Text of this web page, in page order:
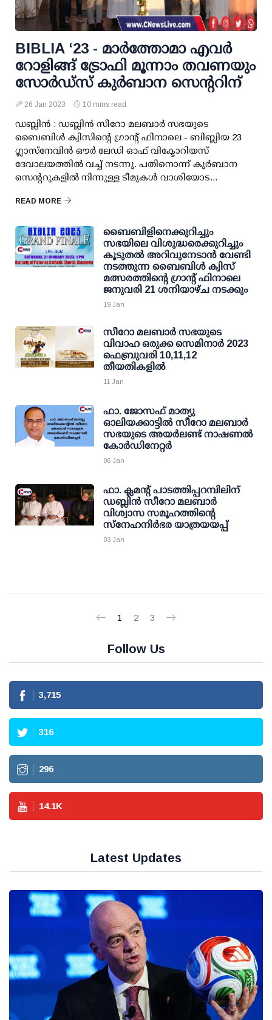
BIBLIA ‘23 - മാർത്തോമാ എവർ
റോളിങ്ങ് ട്രോഫി മൂന്നാം തവണയും
സോർഡ്സ് കുർബാന സെൻ്ററിന്
26 Jan 2023 10 mins read
ഡബ്ലിൻ : ഡബ്ലിൻ സീറോ മലബാർ സഭയുടെ
ബൈബിൾ ക്വിസിൻ്റെ ഗ്രാൻ്റ് ഫിനാലെ - ബിബ്ലിയ 23
ഗ്ലാസ്നേവിൻ ഔർ ലേഡി ഓഫ് വിക്ടോറിയസ്
ദേവാലയത്തിൽ വച്ച് നടന്നു. പതിനൊന്ന് കുർബാന
സെൻ്ററുകളിൽ നിന്നുള്ള ടീമുകൾ വാശിയോട...
READ MORE
ബൈബിളിനെക്കുറിച്ചും
സഭയിലെ വിശുദ്ധരെക്കുറിച്ചും
കൂടുതൽ അറിവുനേടാൻ വേണ്ടി
നടത്തുന്ന ബൈബിൾ ക്വിസ്
മത്സരത്തിൻ്റെ ഗ്രാൻ്റ് ഫിനാലെ
ജനുവരി 21 ശനിയാഴ്ച നടക്കും
19 Jan
സീറോ മലബാർ സഭയുടെ
വിവാഹ ഒരുക്ക സെമിനാർ 2023
ഫെബ്രുവരി 10,11,12
തീയതികളിൽ
11 Jan
ഫാ. ജോസഫ് മാത്യു
ഓലിയക്കാട്ടിൽ സീറോ മലബാർ
സഭയുടെ അയർലണ്ട് നാഷണൽ
കോർഡിനേറ്റർ
06 Jan
ഫാ. ക്ലമൻ്റ് പാടത്തിപ്പറമ്പിലിന്
ഡബ്ലിൻ സീറോ മലബാർ
വിശ്വാസ സമൂഹത്തിൻ്റെ
സ്നേഹനിർഭര യാത്രയയപ്പ്
03 Jan
1 2 3
Follow Us
3,715
316
296
14.1K
Latest Updates